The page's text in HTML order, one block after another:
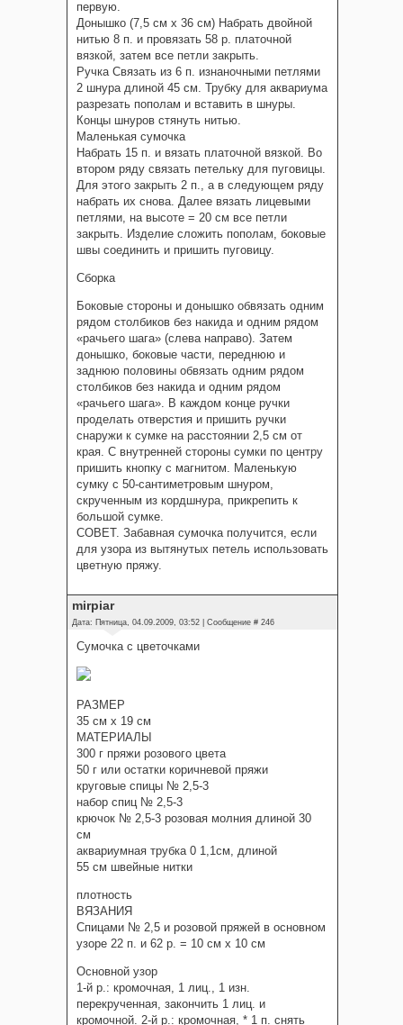
первую.
Донышко (7,5 см х 36 см) Набрать двойной
нитью 8 п. и провязать 58 р. платочной
вязкой, затем все петли закрыть.
Ручка Связать из 6 п. изнаночными петлями
2 шнура длиной 45 см. Трубку для аквариума
разрезать пополам и вставить в шнуры.
Концы шнуров стянуть нитью.
Маленькая сумочка
Набрать 15 п. и вязать платочной вязкой. Во
втором ряду связать петельку для пуговицы.
Для этого закрыть 2 п., а в следующем ряду
набрать их снова. Далее вязать лицевыми
петлями, на высоте = 20 см все петли
закрыть. Изделие сложить пополам, боковые
швы соединить и пришить пуговицу.
Сборка
Боковые стороны и донышко обвязать одним
рядом столбиков без накида и одним рядом
«рачьего шага» (слева направо). Затем
донышко, боковые части, переднюю и
заднюю половины обвязать одним рядом
столбиков без накида и одним рядом
«рачьего шага». В каждом конце ручки
проделать отверстия и пришить ручки
снаружи к сумке на расстоянии 2,5 см от
края. С внутренней стороны сумки по центру
пришить кнопку с магнитом. Маленькую
сумку с 50-сантиметровым шнуром,
скрученным из кордшнура, прикрепить к
большой сумке.
СОВЕТ. Забавная сумочка получится, если
для узора из вытянутых петель использовать
цветную пряжу.
mirpiar
Дата: Пятница, 04.09.2009, 03:52 | Сообщение # 246
Сумочка с цветочками
РАЗМЕР
35 см х 19 см
МАТЕРИАЛЫ
300 г пряжи розового цвета
50 г или остатки коричневой пряжи
круговые спицы № 2,5-3
набор спиц № 2,5-3
крючок № 2,5-3 розовая молния длиной 30
см
аквариумная трубка 0 1,1см, длиной
55 см швейные нитки
плотность
ВЯЗАНИЯ
Спицами № 2,5 и розовой пряжей в основном
узоре 22 п. и 62 р. = 10 см х 10 см
Основной узор
1-й р.: кромочная, 1 лиц., 1 изн.
перекрученная, закончить 1 лиц. и
кромочной. 2-й р.: кромочная, * 1 п. снять